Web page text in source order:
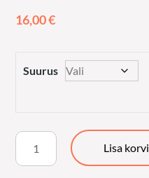
16,00€
Suurus
Tiktok
dressikomplekt
Lisa korvi